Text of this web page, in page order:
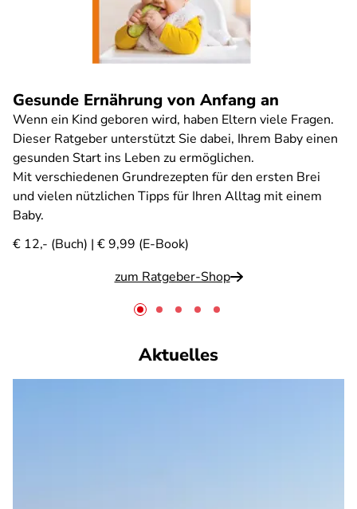
Gesunde Ernährung von Anfang an
Wenn ein Kind geboren wird, haben Eltern viele Fragen.
Dieser Ratgeber unterstützt Sie dabei, Ihrem Baby einen
gesunden Start ins Leben zu ermöglichen.
Mit verschiedenen Grundrezepten für den ersten Brei
und vielen nützlichen Tipps für Ihren Alltag mit einem
Baby.
€ 12,- (Buch) | € 9,99 (E-Book)
zum Ratgeber-Shop
Aktuelles